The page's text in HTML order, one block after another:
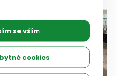
se vším
cookies